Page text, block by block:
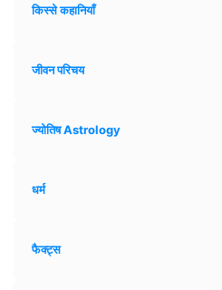
किस्से कहानियाँ
जीवन परिचय
ज्योतिष Astrology
धर्म
फैक्ट्स